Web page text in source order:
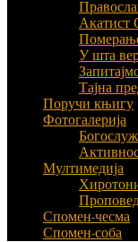
Акатист
У шта
Тајна
Поручи књигу
Фотогалерија
Мултимедија
Спомен-чесма
Спомен-соба